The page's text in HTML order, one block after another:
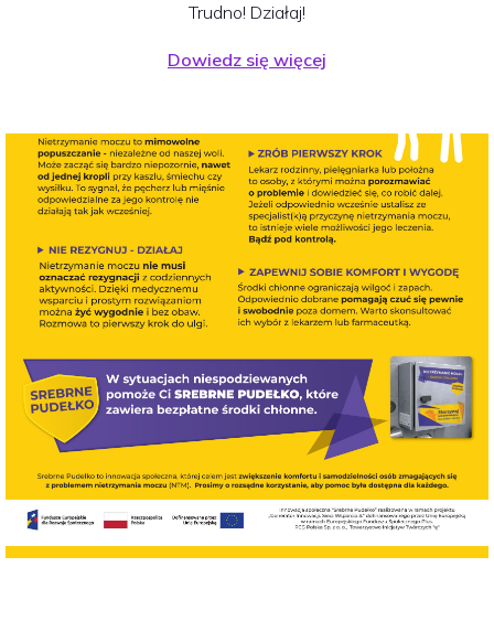
Trudno! Działaj!
Dowiedz się więcej